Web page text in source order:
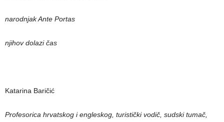
narodnjak Ante Portas
njihov dolazi čas
Katarina Baričić
Profesorica hrvatskog i engleskog, turistički vodič, sudski tumač,